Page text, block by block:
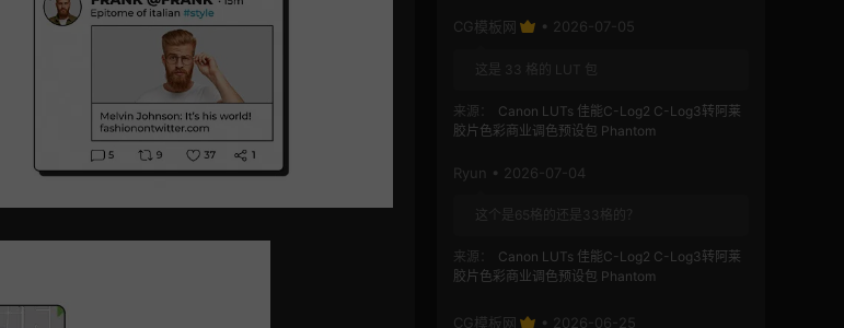
CG模板网 • 2026-07-05
这是 33 格的 LUT 包
来源：
Canon LUTs 佳能C-Log2 C-Log3转阿莱
胶片色彩商业调色预设包 Phantom
Ryun • 2026-07-04
这个是65格的还是33格的？
来源：
Canon LUTs 佳能C-Log2 C-Log3转阿莱
胶片色彩商业调色预设包 Phantom
CG模板网 • 2026-06-25